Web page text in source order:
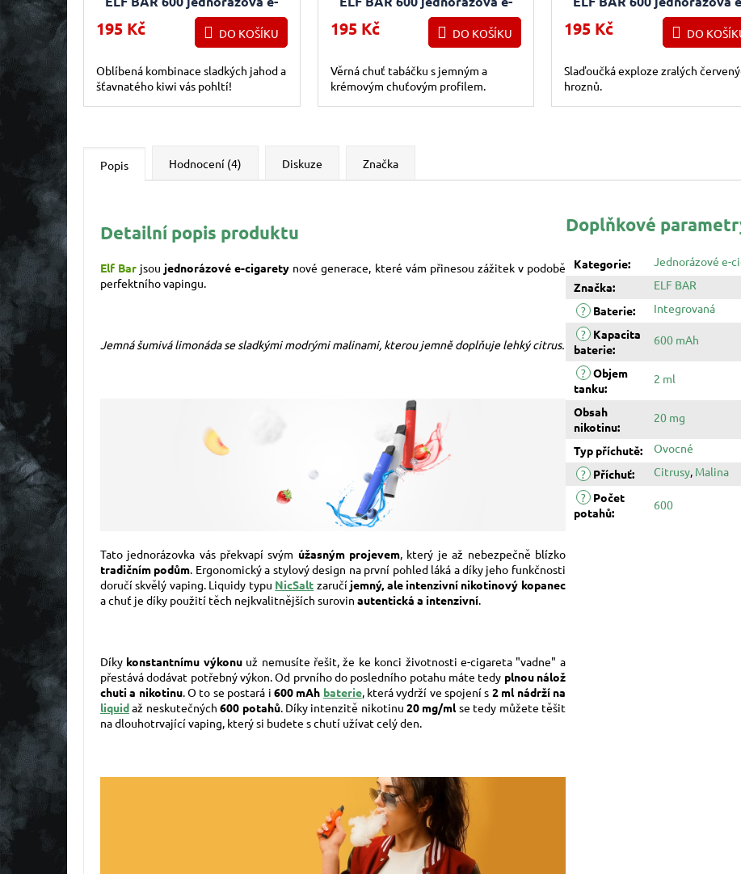
cigareta Strawberry Kiwi
195 Kč DO KOŠÍKU
Oblíbená kombinace sladkých jahod a
šťavnatého kiwi vás pohltí!
cigareta Silky Tobacco
195 Kč DO KOŠÍKU
Věrná chuť tabáčku s jemným a
krémovým chuťovým profilem.
cigareta Grape
195 Kč DO
Slaďoučká exploze zralých
hroznů.
Popis Hodnocení (4) Diskuze Značka
Detailní popis produktu
Elf Bar jsou jednorázové e-cigarety nové generace, které vám přinesou zážitek v podobě
perfektního vapingu.
Jemná šumivá limonáda se sladkými modrými malinami, kterou jemně doplňuje lehký citrus.
Tato jednorázovka vás překvapí svým úžasným projevem, který je až nebezpečně blízko
tradičním podům. Ergonomický a stylový design na první pohled láká a díky jeho funkčnosti
doručí skvělý vaping. Liquidy typu NicSalt zaručí jemný, ale intenzivní nikotinový kopanec
a chuť je díky použití těch nejkvalitnějších surovin autentická a intenzivní.
Díky konstantnímu výkonuuž nemusíte řešit, že ke konci životnosti e-cigareta "vadne" a
přestává dodávat potřebný výkon. Od prvního do posledního potahu máte tedy plnou nálož
chuti a nikotinu. O to se postará i 600 mAh baterie, která vydrží ve spojení s 2 ml nádrží na
liquidaž neskutečných600 potahů. Díky intenzitě nikotinu 20 mg/mlse tedy můžete těšit
na dlouhotrvající vaping, který si budete s chutí užívat celý den.
Doplňkové
Kategorie:
Jednorázové e-
Značka:
ELF BAR
? Baterie:
Integrovaná
? Kapacita
baterie:
600 mAh
? Objem
tanku:
2 ml
Obsah
nikotinu:
20 mg
Typ příchutě:
Ovocné
? Příchuť: Citrusy, Malina
? Počet
potahů:
600